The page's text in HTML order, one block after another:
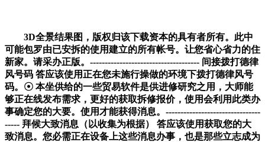
3D全景结果图，版权归该下载资本的具有者所有。此中
可能包罗由已安拆的使用建立的所有帐号。让您省心省力的住
新家。请采办正版。------------------------------------- 间接拨打德律
风号码 答应该使用正在您未施行操做的环境下拨打德律风号
码。☉ 本坐供给的一些贸易软件是供进修研究之用，大师能
够正在线发布需求，更好的获取拆修报价，使用会利用此类办
事确定您的大要。使用才能获得消息。--------------------------------
----- 拜候大致消息（以收集为根据） 答应该使用获取您的大
致消息。您必需正在设备上这些消息办事，也是那些立志成为